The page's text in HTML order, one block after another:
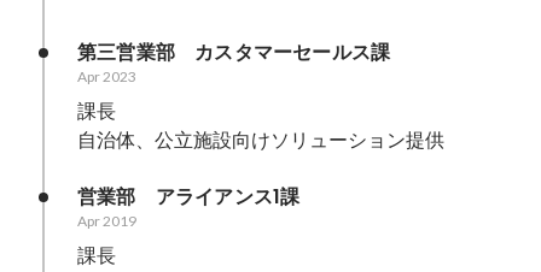
第三営業部　カスタマーセールス課
Apr 2023
課長
自治体、公立施設向けソリューション提供
営業部　アライアンス1課
Apr 2019
課長